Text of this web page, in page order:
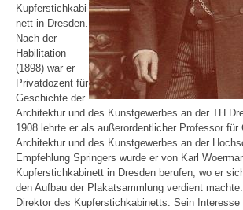
Kupferstichkabi
nett in Dresden.
Nach der
Habilitation
(1898) war er
Privatdozent für
Geschichte der
Architektur und des Kunstgewerbes an der TH
1908 lehrte er als außerordentlicher Professor für
Architektur und des Kunstgewerbes an der
Empfehlung Springers wurde er von Karl
Kupferstichkabinett in Dresden berufen, wo er
den Aufbau der Plakatsammlung verdient
Direktor des Kupferstichkabinetts. Sein Interesse